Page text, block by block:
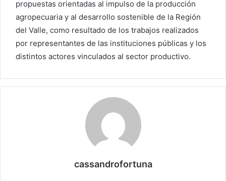
propuestas orientadas al impulso de la producción
agropecuaria y al desarrollo sostenible de la Región
del Valle, como resultado de los trabajos realizados
por representantes de las instituciones públicas y los
distintos actores vinculados al sector productivo.
cassandrofortuna